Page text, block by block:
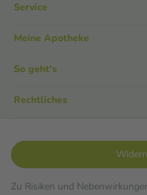
Service
Meine Apotheke
So geht's
Rechtliches
Zu Risiken und